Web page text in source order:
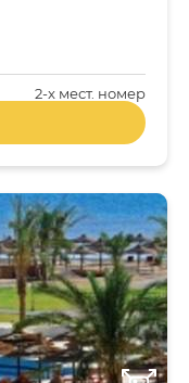
2-x мест. номер